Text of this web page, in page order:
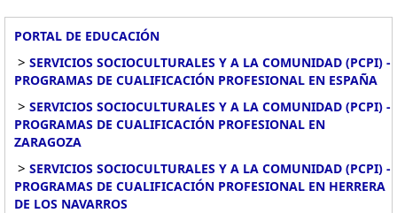
PORTAL DE EDUCACIÓN
> SERVICIOS SOCIOCULTURALES Y A LA COMUNIDAD (PCPI) -
PROGRAMAS DE CUALIFICACIÓN PROFESIONAL EN ESPAÑA
> SERVICIOS SOCIOCULTURALES Y A LA COMUNIDAD (PCPI) -
PROGRAMAS DE CUALIFICACIÓN PROFESIONAL EN
ZARAGOZA
> SERVICIOS SOCIOCULTURALES Y A LA COMUNIDAD (PCPI) -
PROGRAMAS DE CUALIFICACIÓN PROFESIONAL EN HERRERA
DE LOS NAVARROS